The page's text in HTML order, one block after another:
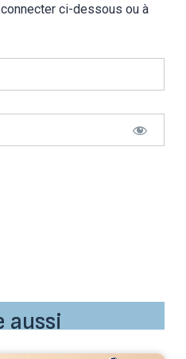
ci-dessous ou à
aussi